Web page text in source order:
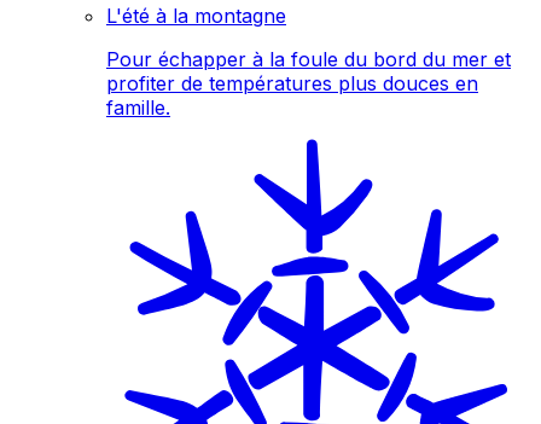
L'été à la montagne
Pour échapper à la foule du bord du mer et
profiter de températures plus douces en
famille.